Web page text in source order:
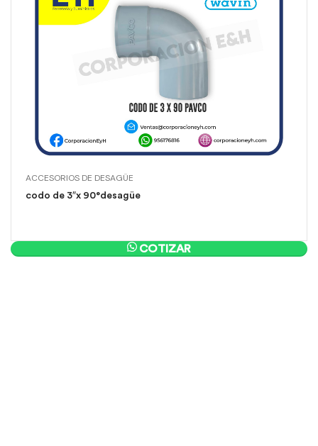
ACCESORIOS DE DESAGÜE
codo de 3″x 90°desagüe
COTIZAR